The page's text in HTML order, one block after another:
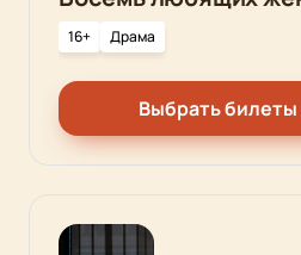
16+ Драма
Выбрать билеты